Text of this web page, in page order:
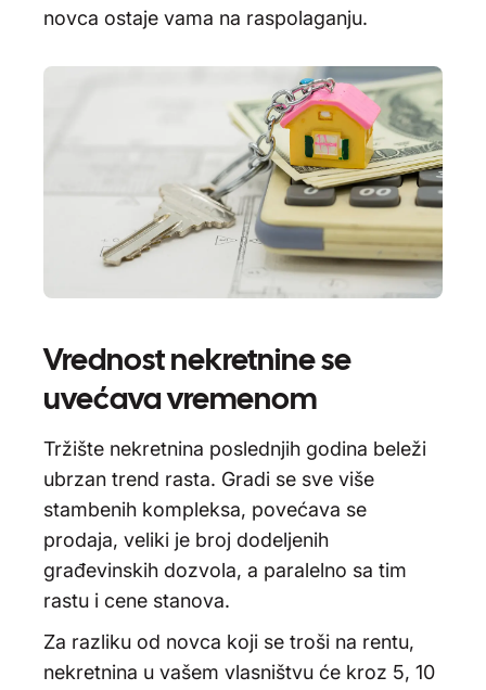
novca ostaje vama na raspolaganju.
Vrednost nekretnine se
uvećava vremenom
Tržište nekretnina poslednjih godina beleži
ubrzan trend rasta. Gradi se sve više
stambenih kompleksa, povećava se
prodaja, veliki je broj dodeljenih
građevinskih dozvola, a paralelno sa tim
rastu i cene stanova.
Za razliku od novca koji se troši na rentu,
nekretnina u vašem vlasništvu će kroz 5, 10